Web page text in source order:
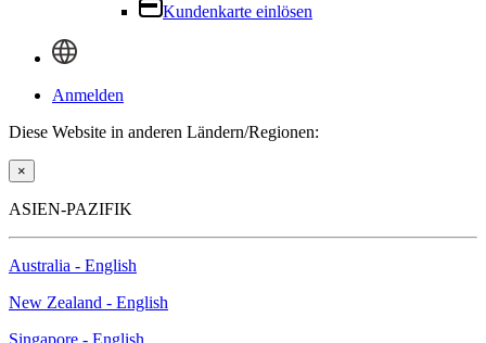
Kundenkarte einlösen
Anmelden
Diese Website in anderen Ländern/Regionen:
×
ASIEN-PAZIFIK
Australia - English
New Zealand - English
Singapore - English